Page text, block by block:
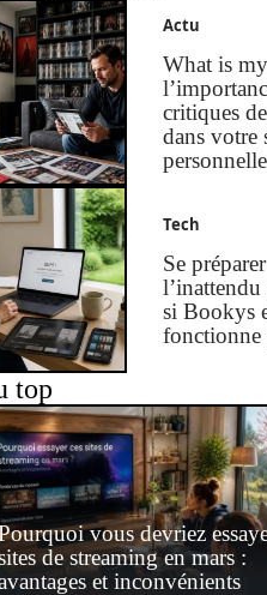
Actu
What is
critiques
dans votre
personnelle
Tech
Se
si Bookys
fonctionne
top
vous devriez
de streaming en mars :
et inconvénients